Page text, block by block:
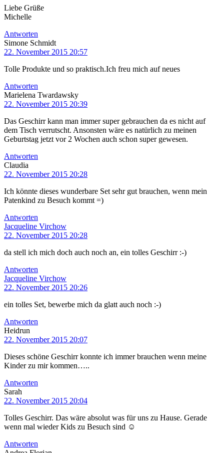
Liebe Grüße
Michelle
Antworten
Simone Schmidt
22. November 2015 20:57
Tolle Produkte und so praktisch.Ich freu mich auf neues
Antworten
Marielena Twardawsky
22. November 2015 20:39
Das Geschirr kann man immer super gebrauchen da es nicht auf
dem Tisch verrutscht. Ansonsten wäre es natürlich zu meinen
Geburtstag jetzt vor 2 Wochen auch schon super gewesen.
Antworten
Claudia
22. November 2015 20:28
Ich könnte dieses wunderbare Set sehr gut brauchen, wenn mein
Patenkind zu Besuch kommt =)
Antworten
Jacqueline Virchow
22. November 2015 20:28
da stell ich mich doch auch noch an, ein tolles Geschirr :-)
Antworten
Jacqueline Virchow
22. November 2015 20:26
ein tolles Set, bewerbe mich da glatt auch noch :-)
Antworten
Heidrun
22. November 2015 20:07
Dieses schöne Geschirr konnte ich immer brauchen wenn meine
Kinder zu mir kommen…..
Antworten
Sarah
22. November 2015 20:04
Tolles Geschirr. Das wäre absolut was für uns zu Hause. Gerade
wenn mal wieder Kids zu Besuch sind ☺
Antworten